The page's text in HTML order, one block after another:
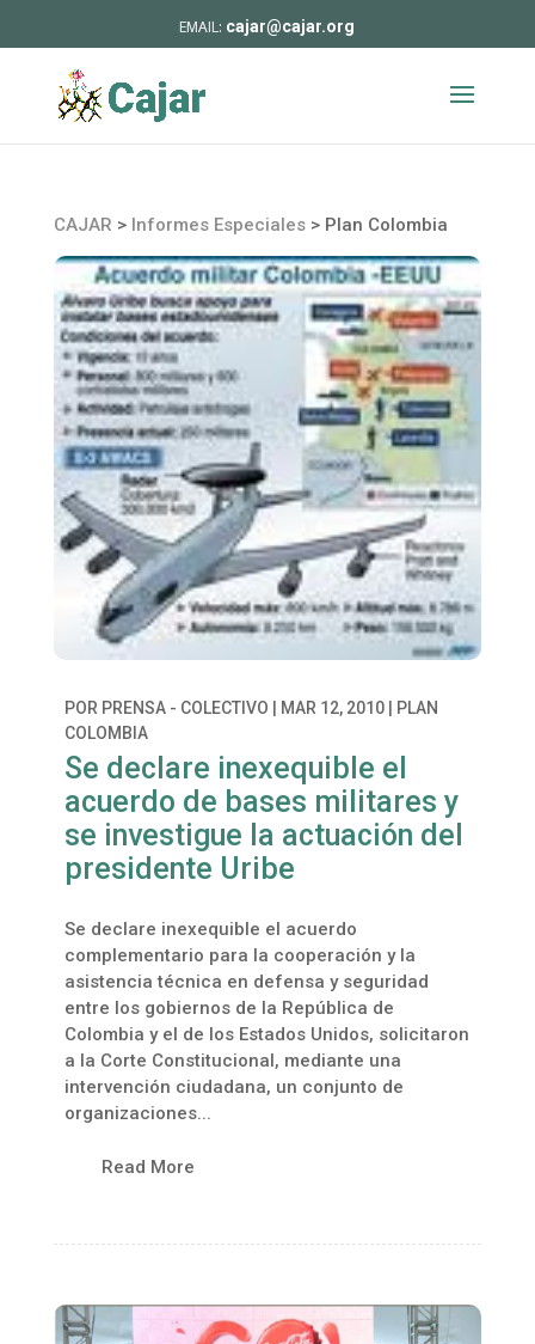
cajar@cajar.org
CAJAR > Informes Especiales> Plan Colombia
POR PRENSA - COLECTIVO MAR 12, 2010|
PLAN
COLOMBIA
Se declare inexequible el
acuerdo de bases militares y
se investigue la actuación del
presidente Uribe
Se declare inexequible el acuerdo
complementario para la cooperación y la
asistencia técnica en defensa y seguridad
entre los gobiernos de la República de
Colombia y el de los Estados Unidos, solicitaron
a la Corte Constitucional, mediante una
intervención ciudadana, un conjunto de
organizaciones...
Read More